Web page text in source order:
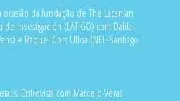
ocasião da fundação de The Lacanian
de Investigación (LATIGO) com Dalila
e Raquel Cors Ulloa (NEL-Santiago
Entrevista com Marcelo Veras